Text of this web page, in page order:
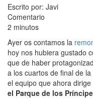
Escrito por: Javi
Comentario
2 minutos
Ayer os contamos la
hoy nos hubiera gustado
que de haber
a los cuartos de final de
el equipo que ahora
el Parque de los